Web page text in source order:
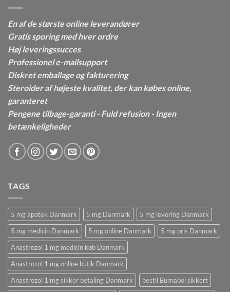
En af de største online leverandører
Gratis sporing med hver ordre
Høj leveringssucces
Professionel e-mailsupport
Diskret emballage og fakturering
Steroider af højeste kvalitet, der kan købes online,
garanteret
Pengene tilbage-garanti - Fuld refusion - Ingen
betænkeligheder
TAGS
5 mg apotek Danmark 5 mg Danmark
5 mg levering Danmark
5 mg medicin Danmark
5 mg online Danmark
5 mg pris Danmark
Anastrozol 1 mg medicin køb Danmark
Anastrozol 1 mg online butik Danmark
Anastrozol 1 mg sikker betaling Danmark
bestil Burnabol sikkert